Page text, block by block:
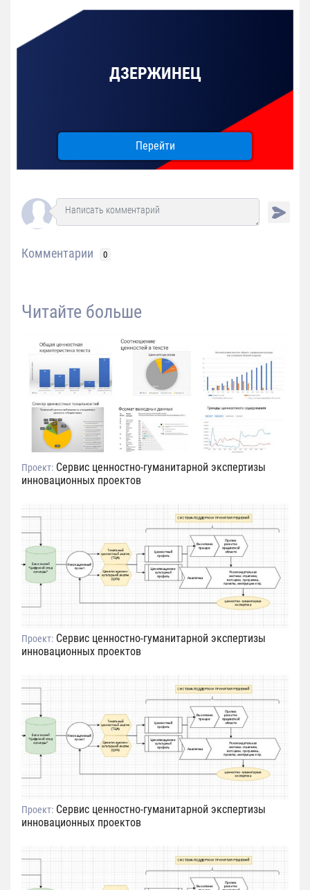
ДЗЕРЖИНЕЦ
Перейти
Комментарии 0
Читайте больше
Проект: Сервис ценностно-гуманитарной экспертизы
инновационных проектов
Проект: Сервис ценностно-гуманитарной экспертизы
инновационных проектов
Проект: Сервис ценностно-гуманитарной экспертизы
инновационных проектов